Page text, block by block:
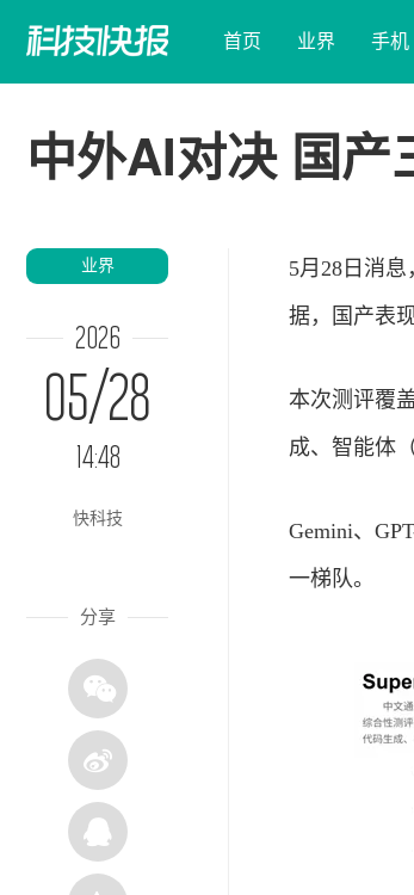
首页 业界 手机
中外AI对决 国
业界
2026
05/28
14:48
快科技
分享
5月28日消
据，国产表
本次测评覆
成、智能体
Gemini、
一梯队。